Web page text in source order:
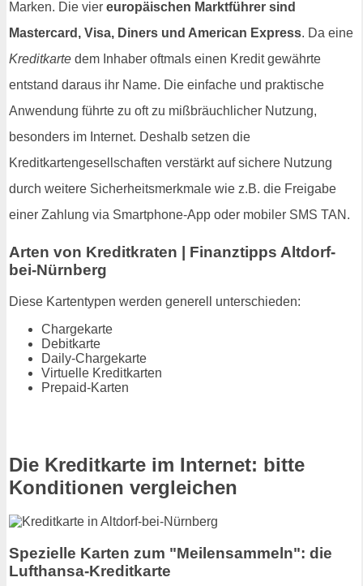
Marken. Die vier europäischen Marktführer sind
Mastercard, Visa, Diners und American Express. Da eine
Kreditkarte dem Inhaber oftmals einen Kredit gewährte
entstand daraus ihr Name. Die einfache und praktische
Anwendung führte zu oft zu mißbräuchlicher Nutzung,
besonders im Internet. Deshalb setzen die
Kreditkartengesellschaften verstärkt auf sichere Nutzung
durch weitere Sicherheitsmerkmale wie z.B. die Freigabe
einer Zahlung via Smartphone-App oder mobiler SMS TAN.
Arten von Kreditkraten | Finanztipps Altdorf-
bei-Nürnberg
Diese Kartentypen werden generell unterschieden:
Chargekarte
Debitkarte
Daily-Chargekarte
Virtuelle Kreditkarten
Prepaid-Karten
Die Kreditkarte im Internet: bitte
Konditionen vergleichen
Spezielle Karten zum "Meilensammeln": die
Lufthansa-Kreditkarte